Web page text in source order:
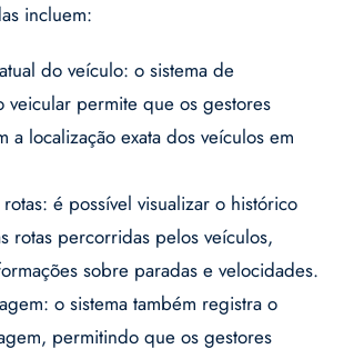
incluem:
do veículo: o sistema de
veicular permite que os gestores
a localização exata dos veículos em
é possível visualizar o histórico
rotas percorridas pelos veículos,
sobre paradas e velocidades.
o sistema também registra o
permitindo que os gestores